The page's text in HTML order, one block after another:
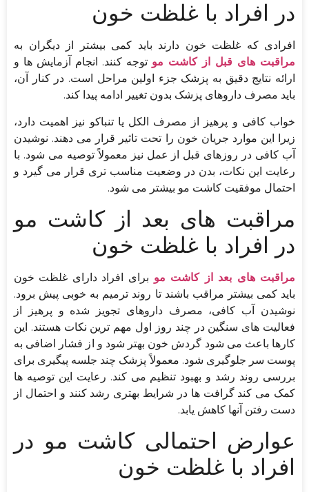
در افراد با غلظت خون
افرادی که غلظت خون دارند باید کمی بیشتر از دیگران به
مراقبت های قبل از کاشت مو توجه کنند. انجام آزمایش ها و
ارائه نتایج دقیق به پزشک جزء اولین مراحل است. در کنار آن،
باید مصرف داروهای پزشک بدون تغییر ادامه پیدا کند.
خواب کافی و پرهیز از مصرف الکل یا تنباکو نیز اهمیت دارد،
زیرا این موارد جریان خون را تحت تاثیر قرار می دهند. نوشیدن
آب کافی در روزهای قبل از عمل نیز معمولاً توصیه می شود. با
رعایت این نکات، بدن در وضعیت مناسب تری قرار می گیرد و
احتمال موفقیت کاشت مو بیشتر می شود.
مراقبت های بعد از کاشت مو
در افراد با غلظت خون
مراقبت های بعد از کاشت مو برای افراد دارای غلظت خون
باید کمی بیشتر مراقب باشند تا روند ترمیم به خوبی پیش برود.
نوشیدن آب کافی، مصرف داروهای تجویز شده و پرهیز از
فعالیت های سنگین در چند روز اول مهم ترین نکات هستند. این
کارها باعث می شود گردش خون بهتر شود و از فشار اضافی به
پوست سر جلوگیری شود. معمولاً پزشک چند جلسه پیگیری برای
بررسی روند رشد و بهبود تنظیم می کند. رعایت این توصیه ها
کمک می کند گرافت ها در شرایط بهتری رشد کنند و احتمال از
دست رفتن آنها کاهش یابد.
عوارض احتمالی کاشت مو در
افراد با غلظت خون